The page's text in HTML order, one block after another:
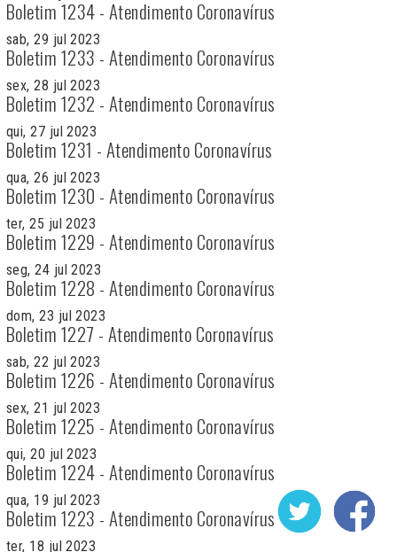
Boletim 1234 - Atendimento Coronavírus
sab, 29 jul 2023
Boletim 1233 - Atendimento Coronavírus
sex, 28 jul 2023
Boletim 1232 - Atendimento Coronavírus
qui, 27 jul 2023
Boletim 1231 - Atendimento Coronavírus
qua, 26 jul 2023
Boletim 1230 - Atendimento Coronavírus
ter, 25 jul 2023
Boletim 1229 - Atendimento Coronavírus
seg, 24 jul 2023
Boletim 1228 - Atendimento Coronavírus
dom, 23 jul 2023
Boletim 1227 - Atendimento Coronavírus
sab, 22 jul 2023
Boletim 1226 - Atendimento Coronavírus
sex, 21 jul 2023
Boletim 1225 - Atendimento Coronavírus
qui, 20 jul 2023
Boletim 1224 - Atendimento Coronavírus
qua, 19 jul 2023
Boletim 1223 - Atendimento Coronavírus
ter, 18 jul 2023